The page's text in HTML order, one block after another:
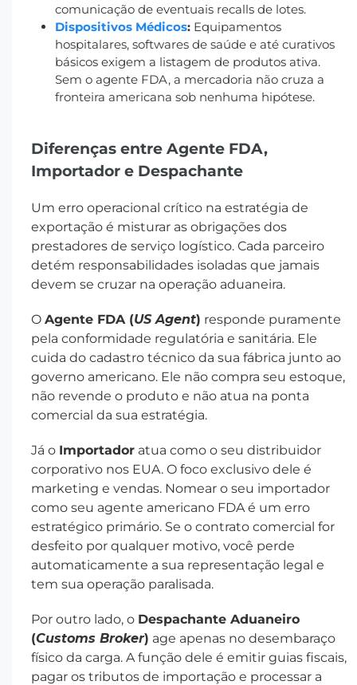
comunicação de eventuais recalls de lotes.
Dispositivos Médicos: Equipamentos
hospitalares, softwares de saúde e até curativos
básicos exigem a listagem de produtos ativa.
Sem o agente FDA, a mercadoria não cruza a
fronteira americana sob nenhuma hipótese.
Diferenças entre Agente FDA,
Importador e Despachante
Um erro operacional crítico na estratégia de
exportação é misturar as obrigações dos
prestadores de serviço logístico. Cada parceiro
detém responsabilidades isoladas que jamais
devem se cruzar na operação aduaneira.
O Agente FDA (US Agent) responde puramente
pela conformidade regulatória e sanitária. Ele
cuida do cadastro técnico da sua fábrica junto ao
governo americano. Ele não compra seu estoque,
não revende o produto e não atua na ponta
comercial da sua estratégia.
Já o Importador atua como o seu distribuidor
corporativo nos EUA. O foco exclusivo dele é
marketing e vendas. Nomear o seu importador
como seu agente americano FDA é um erro
estratégico primário. Se o contrato comercial for
desfeito por qualquer motivo, você perde
automaticamente a sua representação legal e
tem sua operação paralisada.
Por outro lado, o Despachante Aduaneiro
(Customs Broker) age apenas no desembaraço
físico da carga. A função dele é emitir guias fiscais,
pagar os tributos de importação e processar a